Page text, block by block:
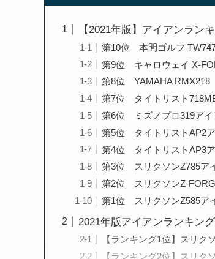
【2021年版】アイアンラン
第10位 本間ゴルフ
第9位 キャロウェイ X-
第8位 YAMAHA RMX218
第7位 タイトリスト
第6位 ミズノプロ319アイ
第5位 タイトリストAP2
第4位 タイトリストAP3
第3位 スリクソンZ785ア
第2位 スリクソンZ-
第1位 スリクソンZ585ア
2021年版アイアンランキン
【ランキング1位】スリク
【ランキング2位】スリク